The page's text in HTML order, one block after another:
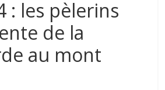
: les pèlerins
de la
au mont